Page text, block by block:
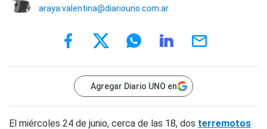
araya.valentina@diariouno.com.ar
Agregar Diario UNO en
El miércoles 24 de junio, cerca de las 18, dos terremotos